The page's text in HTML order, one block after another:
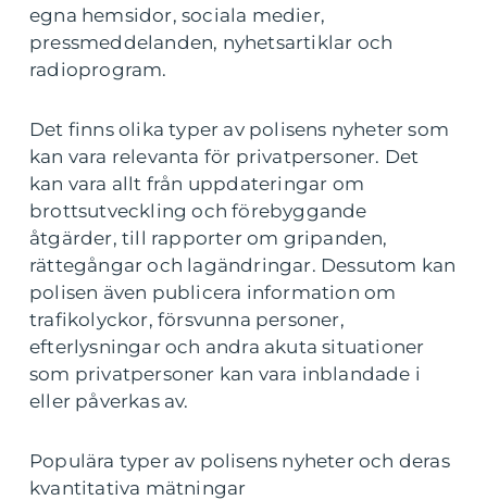
egna hemsidor, sociala medier,
pressmeddelanden, nyhetsartiklar och
radioprogram.
Det finns olika typer av polisens nyheter som
kan vara relevanta för privatpersoner. Det
kan vara allt från uppdateringar om
brottsutveckling och förebyggande
åtgärder, till rapporter om gripanden,
rättegångar och lagändringar. Dessutom kan
polisen även publicera information om
trafikolyckor, försvunna personer,
efterlysningar och andra akuta situationer
som privatpersoner kan vara inblandade i
eller påverkas av.
Populära typer av polisens nyheter och deras
kvantitativa mätningar